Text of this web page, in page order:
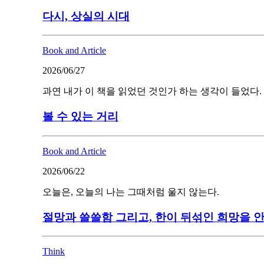
다시, 상실의 시대
Book and Article
2026/06/27
과연 내가 이 책을 읽었던 것인가 하는 생각이 들었다.
볼 수 있는 거리
Book and Article
2026/06/22
오늘은, 오늘의 나는 그때처럼 울지 않는다.
절망과 쓸쓸함 그리고, 한이 뒤섞인 희망을
Think